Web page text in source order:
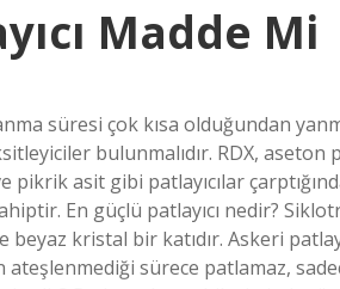
Madde Mi
süresi çok kısa olduğundan
bulunmalıdır. RDX,
asit gibi patlayıcılar
En güçlü patlayıcı nedir?
kristal bir katıdır. Askeri
sürece patlamaz,